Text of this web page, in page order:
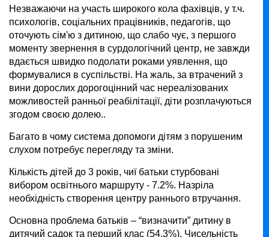
Незважаючи на участь широкого кола фахівців, у т.ч.
психологів, соціальних працівників, педагогів, що
оточують сім'ю з дитиною, що слабо чує, з першого
моменту звернення в сурдологічний центр, не завжди
вдається швидко подолати роками уявлення, що
формувалися в суспільстві. На жаль, за втрачений з
вини дорослих дорогоцінний час нереалізованих
можливостей ранньої реабілітації, діти розплачуються
згодом своєю долею..
Багато в чому система допомоги дітям з порушеним
слухом потребує перегляду та зміни.
Кількість дітей до 3 років, чиї батьки стурбовані
вибором освітнього маршруту - 7.2%. Назріла
необхідність створення центру раннього втручання.
Основна проблема батьків – “визначити” дитину в
дитячий садок та перший клас (54,3%). Чисельність